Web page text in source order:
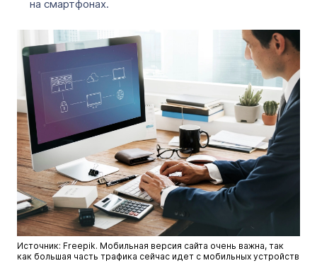
на смартфонах.
Источник: Freepik. Мобильная версия сайта очень важна, так
как большая часть трафика сейчас идет с мобильных устройств